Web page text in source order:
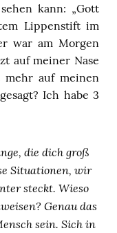
kann: „Gott
Lippenstift im
war am Morgen
auf meiner Nase
auf meinen
Ich habe 3
die dich groß
Situationen, wir
steckt. Wieso
Genau das
sein. Sich in